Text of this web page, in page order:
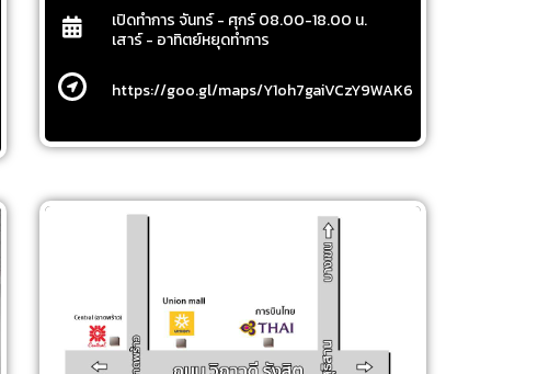
เปิดทำการ จันทร์ - ศุกร์ 08.00-18.00 น.
เสาร์ - อาทิตย์หยุดทำการ
https://goo.gl/maps/Y1oh7gaiVCzY9WAK6